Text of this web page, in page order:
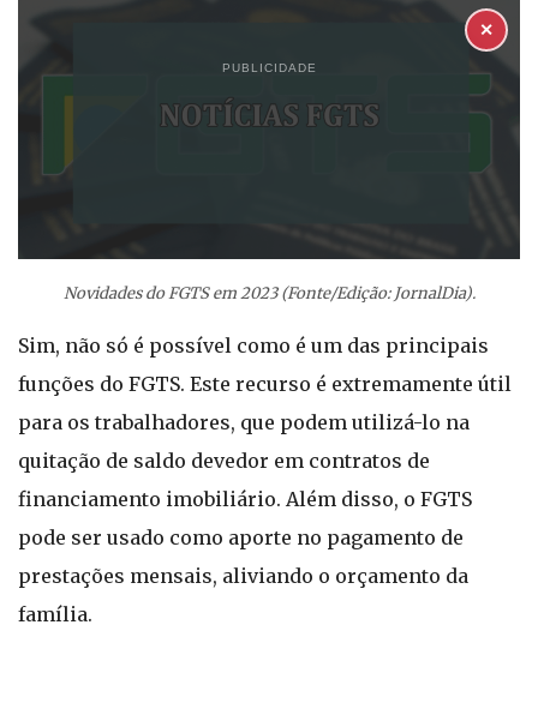
PUBLICIDADE
✕
Novidades do FGTS em 2023 (Fonte/Edição: JornalDia).
Sim, não só é possível como é um das principais
funções do FGTS. Este recurso é extremamente útil
para os trabalhadores, que podem utilizá-lo na
quitação de saldo devedor em contratos de
financiamento imobiliário. Além disso, o FGTS
pode ser usado como aporte no pagamento de
prestações mensais, aliviando o orçamento da
família.